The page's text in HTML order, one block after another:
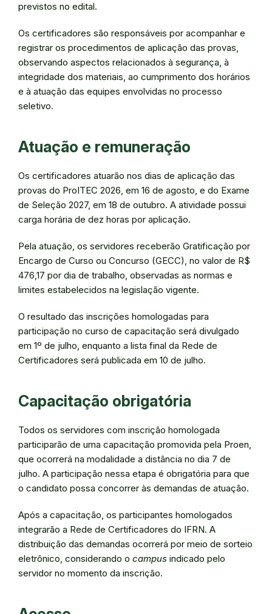
previstos no edital.
Os certificadores são responsáveis por acompanhar e
registrar os procedimentos de aplicação das provas,
observando aspectos relacionados à segurança, à
integridade dos materiais, ao cumprimento dos horários
e à atuação das equipes envolvidas no processo
seletivo.
Atuação e remuneração
Os certificadores atuarão nos dias de aplicação das
provas do ProITEC 2026, em 16 de agosto, e do Exame
de Seleção 2027, em 18 de outubro. A atividade possui
carga horária de dez horas por aplicação.
Pela atuação, os servidores receberão Gratificação por
Encargo de Curso ou Concurso (GECC), no valor de R$
476,17 por dia de trabalho, observadas as normas e
limites estabelecidos na legislação vigente.
O resultado das inscrições homologadas para
participação no curso de capacitação será divulgado
em 1º de julho, enquanto a lista final da Rede de
Certificadores será publicada em 10 de julho.
Capacitação obrigatória
Todos os servidores com inscrição homologada
participarão de uma capacitação promovida pela Proen,
que ocorrerá na modalidade a distância no dia 7 de
julho. A participação nessa etapa é obrigatória para que
o candidato possa concorrer às demandas de atuação.
Após a capacitação, os participantes homologados
integrarão a Rede de Certificadores do IFRN. A
distribuição das demandas ocorrerá por meio de sorteio
eletrônico, considerando o campus indicado pelo
servidor no momento da inscrição.